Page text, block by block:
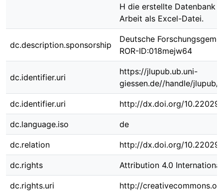
H die erstellte Datenbank
Arbeit als Excel-Datei.
dc.description.sponsorship
Deutsche
ROR-ID:018mejw64
dc.identifier.uri
https://jlupub.ub.uni-
giessen.de//handle/jlupub/
dc.identifier.uri http://dx.doi.org/
dc.language.iso de
dc.relation http://dx.doi.org/
dc.rights Attribution 4.0 International
dc.rights.uri http://